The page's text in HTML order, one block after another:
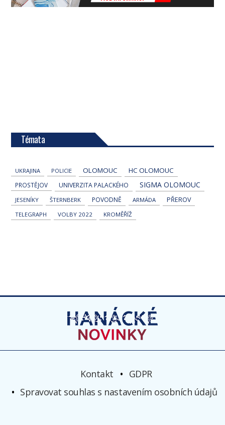
Témata
UKRAJINA POLICIE OLOMOUC HC OLOMOUC
PROSTĚJOV UNIVERZITA PALACKÉHO SIGMA OLOMOUC
JESENÍKY ŠTERNBERK POVODNĚ ARMÁDA PŘEROV
TELEGRAPH VOLBY 2022 KROMĚŘÍŽ
Kontakt
GDPR
Spravovat souhlas s nastavením osobních údajů